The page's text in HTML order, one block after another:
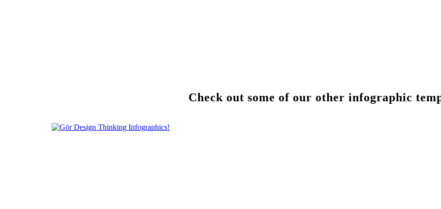
Check out some of our other infographic